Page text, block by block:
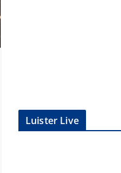
Luister Live